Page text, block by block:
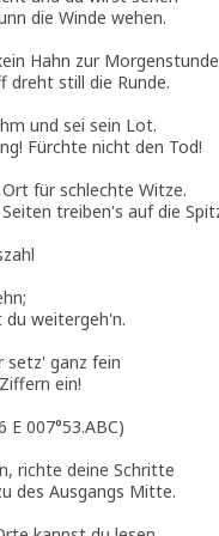
die Winde wehen.
Hahn zur
dreht still die Runde.
und sei sein Lot.
Fürchte nicht den Tod!
für schlechte Witze.
Seiten treiben's auf die
du weitergeh'n.
setz' ganz fein
ein!
E 007°53.ABC)
richte deine Schritte
des Ausgangs Mitte.